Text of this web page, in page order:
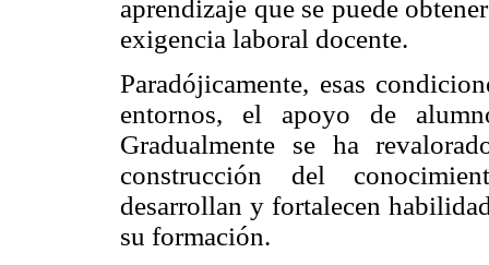
aprendizaje que se puede
exigencia laboral docente.
Paradójicamente, esas
entornos, el apoyo de
Gradualmente se ha
construcción del
desarrollan y fortalecen
su formación.